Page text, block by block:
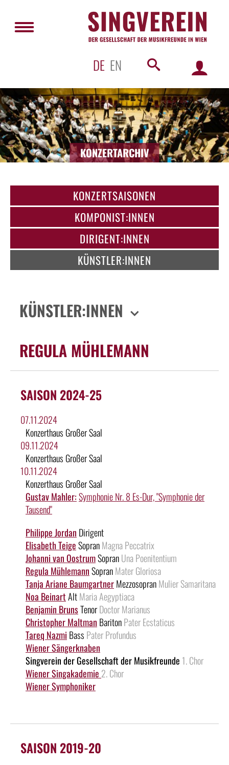
DE EN
KONZERTARCHIV
KONZERTSAISONEN
KOMPONIST:INNEN
DIRIGENT:INNEN
KÜNSTLER:INNEN
KÜNSTLER:INNEN
REGULA MÜHLEMANN
SAISON 2024-25
07.11.2024
Konzerthaus Großer Saal
09.11.2024
Konzerthaus Großer Saal
10.11.2024
Konzerthaus Großer Saal
Gustav Mahler:Symphonie Nr. 8 Es-Dur, "Symphonie der
Tausend"
Philippe Jordan Dirigent
Elisabeth TeigeSopranMagna Peccatrix
Johanni van OostrumSopranUna Poenitentium
Regula MühlemannSopranMater Gloriosa
Tanja Ariane BaumgartnerMezzosopranMulier Samaritana
Noa BeinartAltMaria Aegyptiaca
Benjamin BrunsTenorDoctor Marianus
Christopher Maltman BaritonPater Ecstaticus
Tareq Nazmi Bass Pater Profundus
Wiener Sängerknaben
Singverein der Gesellschaft der Musikfreunde 1. Chor
Wiener Singakademie 2. Chor
Wiener Symphoniker
SAISON 2019-20